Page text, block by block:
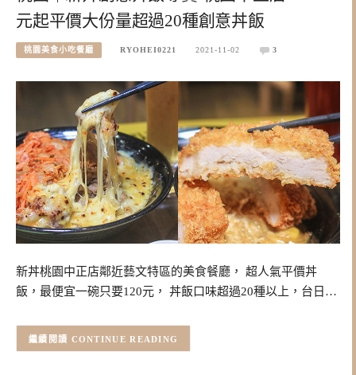
元起平價大份量超過20種創意丼飯
桃園美食小吃餐廳 RYOHEI0221 2021-11-02 3
新丼桃園中正店鄰近藝文特區的美食餐廳， 超人氣平價丼
飯，最便宜一碗只要120元， 丼飯口味超過20種以上，台日…
CONTINUE READING